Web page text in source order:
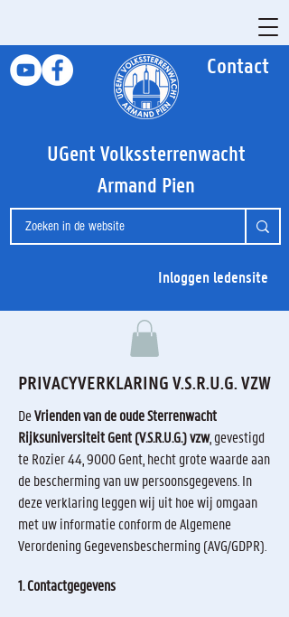
Contact
UGent Volkssterrenwacht
Armand Pien
Inloggen ledensite
PRIVACYVERKLARING V.S.R.U.G. VZW
DeVrienden van de oude Sterrenwacht
Rijksuniversiteit Gent (V.S.R.U.G.) vzw, gevestigd
te Rozier 44, 9000 Gent, hecht grote waarde aan
de bescherming van uw persoonsgegevens. In
deze verklaring leggen wij uit hoe wij omgaan
met uw informatie conform de Algemene
Verordening Gegevensbescherming (AVG/GDPR).
1. Contactgegevens